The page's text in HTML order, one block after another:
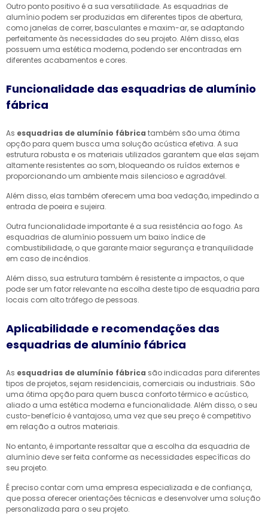
Outro ponto positivo é a sua versatilidade. As esquadrias de
alumínio podem ser produzidas em diferentes tipos de abertura,
como janelas de correr, basculantes e maxim-ar, se adaptando
perfeitamente às necessidades do seu projeto. Além disso, elas
possuem uma estética moderna, podendo ser encontradas em
diferentes acabamentos e cores.
Funcionalidade das esquadrias de alumínio
fábrica
As esquadrias de alumínio fábrica também são uma ótima
opção para quem busca uma solução acústica efetiva. A sua
estrutura robusta e os materiais utilizados garantem que elas sejam
altamente resistentes ao som, bloqueando os ruídos externos e
proporcionando um ambiente mais silencioso e agradável.
Além disso, elas também oferecem uma boa vedação, impedindo a
entrada de poeira e sujeira.
Outra funcionalidade importante é a sua resistência ao fogo. As
esquadrias de alumínio possuem um baixo índice de
combustibilidade, o que garante maior segurança e tranquilidade
em caso de incêndios.
Além disso, sua estrutura também é resistente a impactos, o que
pode ser um fator relevante na escolha deste tipo de esquadria para
locais com alto tráfego de pessoas.
Aplicabilidade e recomendações das
esquadrias de alumínio fábrica
As esquadrias de alumínio fábrica são indicadas para diferentes
tipos de projetos, sejam residenciais, comerciais ou industriais. São
uma ótima opção para quem busca conforto térmico e acústico,
aliado a uma estética moderna e funcionalidade. Além disso, o seu
custo-benefício é vantajoso, uma vez que seu preço é competitivo
em relação a outros materiais.
No entanto, é importante ressaltar que a escolha da esquadria de
alumínio deve ser feita conforme as necessidades específicas do
seu projeto.
É preciso contar com uma empresa especializada e de confiança,
que possa oferecer orientações técnicas e desenvolver uma solução
personalizada para o seu projeto.